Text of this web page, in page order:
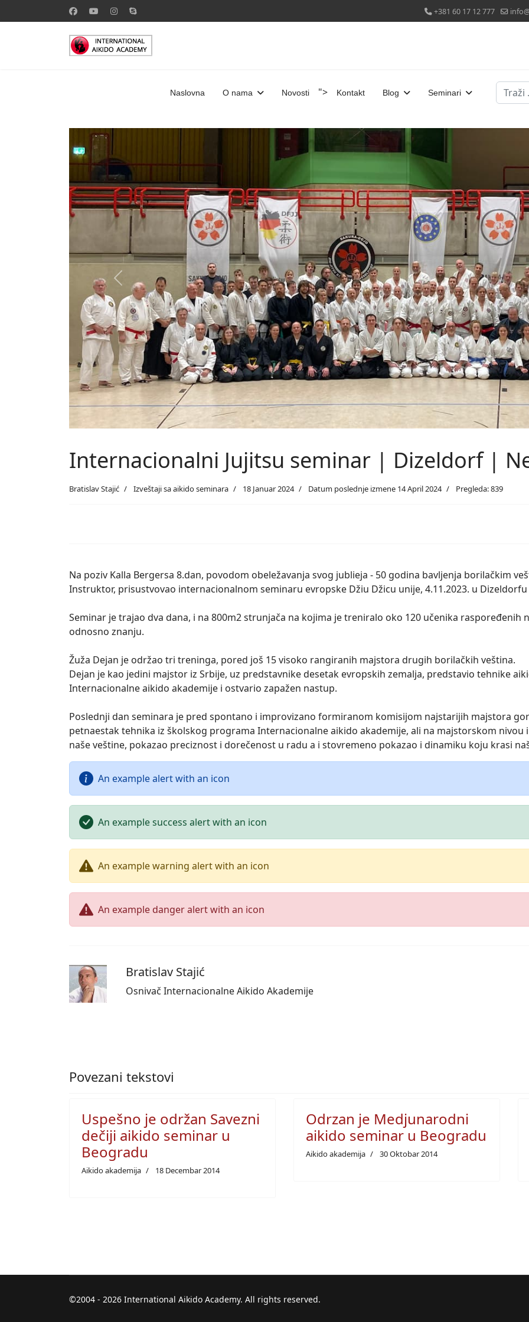
+381 60 17 12 777
Naslovna O nama Novosti "> Kontakt Blog Seminari Pretraži
Previous
Internacionalni Jujitsu seminar | Dizeldorf |
Bratislav Stajić Izveštaji sa aikido seminara 18 Januar 2024 Datum poslednje izmene 14 April 2024 Pregleda: 839
Na poziv Kalla Bergersa 8.dan, povodom obeležavanja svog jublieja - 50 godina bavljenja borilačkim
Instruktor, prisustvovao internacionalnom seminaru evropske Džiu Džicu unije, 4.11.2023. u Dizeldorfu
Seminar je trajao dva dana, i na 800m2 strunjača na kojima je treniralo oko 120 učenika
odnosno znanju.
Žuža Dejan je održao tri treninga, pored još 15 visoko rangiranih majstora drugih borilačkih veština.
Dejan je kao jedini majstor iz Srbije, uz predstavnike desetak evropskih zemalja, predstavio tehnike
Internacionalne aikido akademije i ostvario zapažen nastup.
Poslednji dan seminara je pred spontano i improvizano formiranom komisijom najstarijih majstora
petnaestak tehnika iz školskog programa Internacionalne aikido akademije, ali na majstorskom
naše veštine, pokazao preciznost i dorečenost u radu a i stovremeno pokazao i dinamiku koju krasi
An example alert with an icon
An example success alert with an icon
An example warning alert with an icon
An example danger alert with an icon
Bratislav Stajić
Osnivač Internacionalne Aikido Akademije
Povezani tekstovi
Uspešno je održan Savezni
dečiji aikido seminar u
Beogradu
Aikido akademija 18 Decembar 2014
Odrzan je Medjunarodni
aikido seminar u Beogradu
Aikido akademija 30 Oktobar 2014
©2004 - 2026 International Aikido Academy. All rights reserved.